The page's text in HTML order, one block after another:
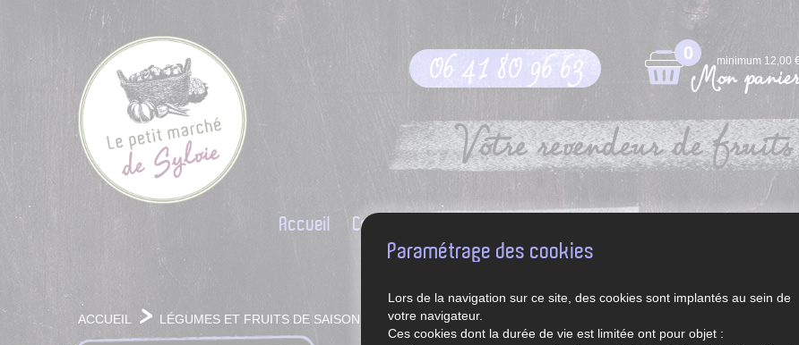
06 41 80 96 63
0 minimum 12,00
Mon
Votre revendeur de fruits
Accueil Concept
ACCUEIL LÉGUMES ET FRUITS DE SAISON
Paramétrage des cookies
Lors de la navigation sur ce site, des cookies sont implantés au sein de
votre navigateur.
Ces cookies dont la durée de vie est limitée ont pour objet :